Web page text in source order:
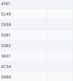
4161
5249
2558
5061
3362
3831
4734
5999